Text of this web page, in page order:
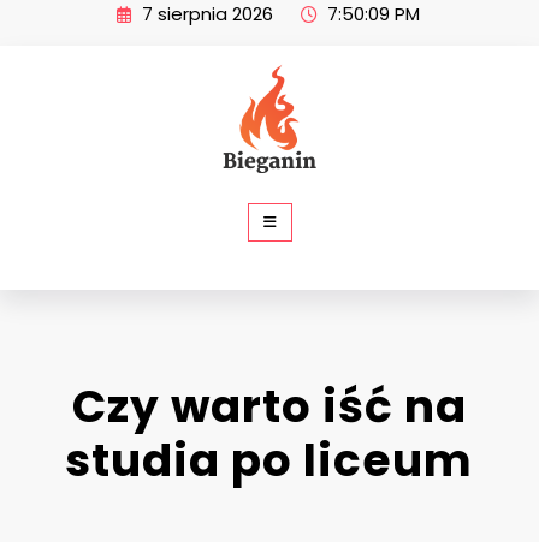
7 sierpnia 2026 7:50:09 PM
Czy warto iść na
studia po liceum